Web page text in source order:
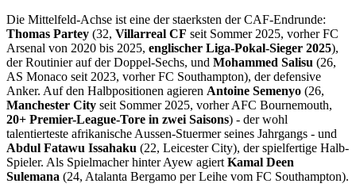
Die Mittelfeld-Achse ist eine der staerksten der CAF-Endrunde:
Thomas Partey (32, Villarreal CF seit Sommer 2025, vorher FC
Arsenal von 2020 bis 2025, englischer Liga-Pokal-Sieger 2025),
der Routinier auf der Doppel-Sechs, und Mohammed Salisu (26,
AS Monaco seit 2023, vorher FC Southampton), der defensive
Anker. Auf den Halbpositionen agieren Antoine Semenyo (26,
Manchester City seit Sommer 2025, vorher AFC Bournemouth,
20+ Premier-League-Tore in zwei Saisons) - der wohl
talentierteste afrikanische Aussen-Stuermer seines Jahrgangs - und
Abdul Fatawu Issahaku (22, Leicester City), der spielfertige Halb-
Spieler. Als Spielmacher hinter Ayew agiert Kamal Deen
Sulemana (24, Atalanta Bergamo per Leihe vom FC Southampton).